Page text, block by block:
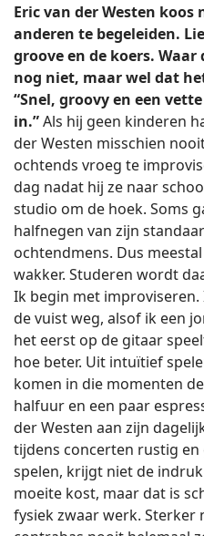
Eric van der Westen
anderen te begeleiden.
groove en de koers.
nog niet, maar wel dat
“Snel, groovy en een
in.”Als hij geen kinderen
der Westen misschien
ochtends vroeg te
dag nadat hij ze naar
studio om de hoek. Soms
halfnegen van zijn
ochtendmens. Dus
wakker. Studeren wordt
Ik begin met
de vuist weg, alsof ik een
het eerst op de gitaar
hoe beter. Uit intuïtief
komen in die momenten
halfuur en een paar
der Westen aan zijn
tijdens concerten rustig
spelen, krijgt niet de
moeite kost, maar dat is
fysiek zwaar werk. Sterker